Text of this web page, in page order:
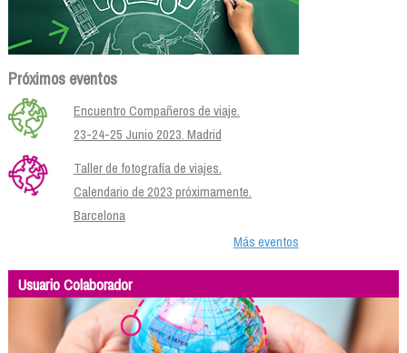
Próximos eventos
Encuentro Compañeros de viaje.
23-24-25 Junio 2023. Madrid
Taller de fotografía de viajes.
Calendario de 2023 próximamente.
Barcelona
Más eventos
Usuario Colaborador